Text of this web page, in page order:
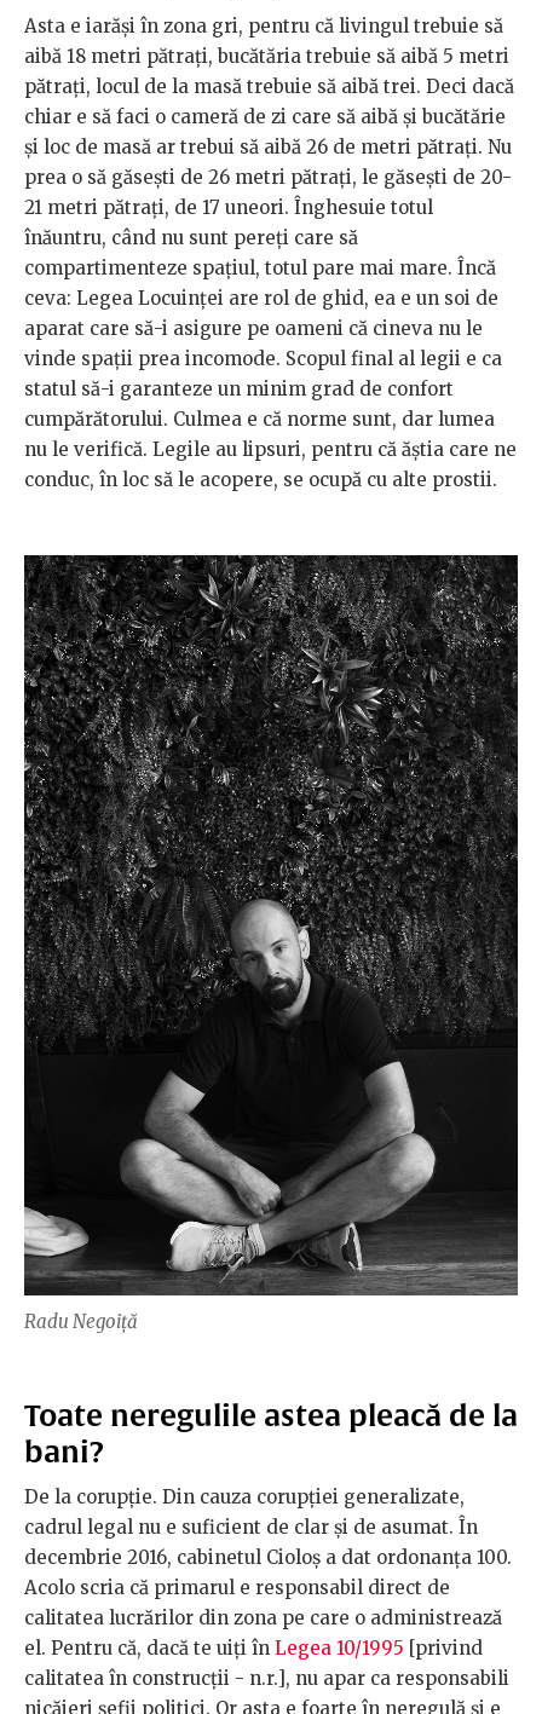
Asta e iarăși în zona gri, pentru că livingul trebuie să
aibă 18 metri pătrați, bucătăria trebuie să aibă 5 metri
pătrați, locul de la masă trebuie să aibă trei. Deci dacă
chiar e să faci o cameră de zi care să aibă și bucătărie
și loc de masă ar trebui să aibă 26 de metri pătrați. Nu
prea o să găsești de 26 metri pătrați, le găsești de 20-
21 metri pătrați, de 17 uneori. Înghesuie totul
înăuntru, când nu sunt pereți care să
compartimenteze spațiul, totul pare mai mare. Încă
ceva: Legea Locuinței are rol de ghid, ea e un soi de
aparat care să-i asigure pe oameni că cineva nu le
vinde spații prea incomode. Scopul final al legii e ca
statul să-i garanteze un minim grad de confort
cumpărătorului. Culmea e că norme sunt, dar lumea
nu le verifică. Legile au lipsuri, pentru că ăștia care ne
conduc, în loc să le acopere, se ocupă cu alte prostii.
Radu Negoiță
Toate neregulile astea pleacă de la
bani?
De la corupție. Din cauza corupției generalizate,
cadrul legal nu e suficient de clar și de asumat. În
decembrie 2016, cabinetul Cioloș a dat ordonanța 100.
Acolo scria că primarul e responsabil direct de
calitatea lucrărilor din zona pe care o administrează
el. Pentru că, dacă te uiți în Legea 10/1995 [privind
calitatea în construcții - n.r.], nu apar ca responsabili
nicăieri șefii politici. Or asta e foarte în neregulă și e